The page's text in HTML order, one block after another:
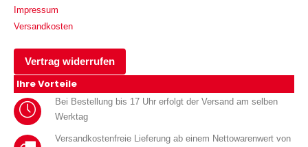
Impressum
Versandkosten
Vertrag widerrufen
Ihre Vorteile
Bei Bestellung bis 17 Uhr erfolgt der Versand am selben
Werktag
Versandkostenfreie Lieferung ab einem Nettowarenwert von